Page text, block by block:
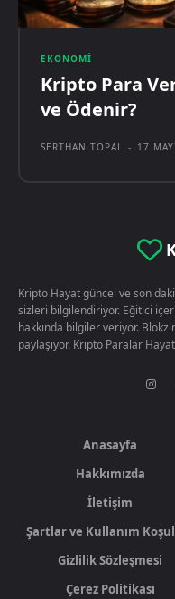
EKONOMI
Kripto Para
ve Ödenir?
SERTHAN TOPAL - 17
Kripto Hayat güncel ve son
sizleri bilgilendiriyor. Eğitici
hakkında bilgiler veriyor.
paylaşıyor. Kripto Paralar
Anasayfa
Hakkımızda
İletişim
Şartlar ve Kullanım
Gizlilik Sözleşmesi
Çerez Politikası